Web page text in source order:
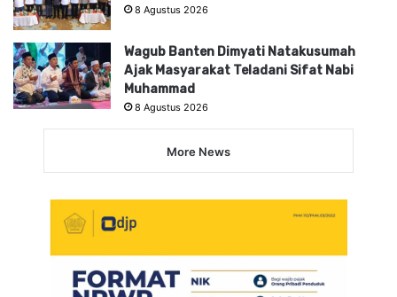
8 Agustus 2026
Wagub Banten Dimyati Natakusumah
Ajak Masyarakat Teladani Sifat Nabi
Muhammad
8 Agustus 2026
More News